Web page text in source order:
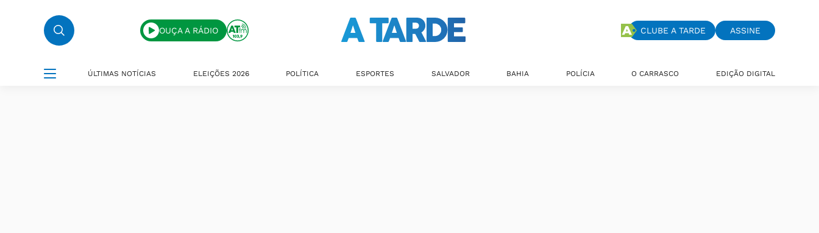
OUÇA A RÁDIO CLUBE A TARDE ASSINE
ÚLTIMAS NOTÍCIAS ELEIÇÕES 2026 POLÍTICA ESPORTES SALVADOR BAHIA POLÍCIA O CARRASCO EDIÇÃO DIGITAL